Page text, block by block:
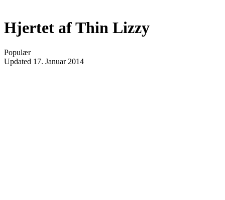
Hjertet af Thin Lizzy
Populær
Updated 17. Januar 2014